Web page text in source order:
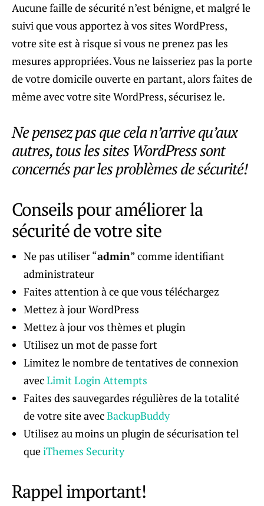
Aucune faille de sécurité n’est bénigne, et malgré le
suivi que vous apportez à vos sites WordPress,
votre site est à risque si vous ne prenez pas les
mesures appropriées. Vous ne laisseriez pas la porte
de votre domicile ouverte en partant, alors faites de
même avec votre site WordPress, sécurisez le.
Ne pensez pas que cela n’arrive qu’aux
autres, tous les sites WordPress sont
concernés par les problèmes de sécurité!
Conseils pour améliorer la
sécurité de votre site
Ne pas utiliser “admin” comme identifiant
administrateur
Faites attention à ce que vous téléchargez
Mettez à jour WordPress
Mettez à jour vos thèmes et plugin
Utilisez un mot de passe fort
Limitez le nombre de tentatives de connexion
avecLimit Login Attempts
Faites des sauvegardes régulières de la totalité
de votre site avecBackupBuddy
Utilisez au moins un plugin de sécurisation tel
queiThemes Security
Rappel important!